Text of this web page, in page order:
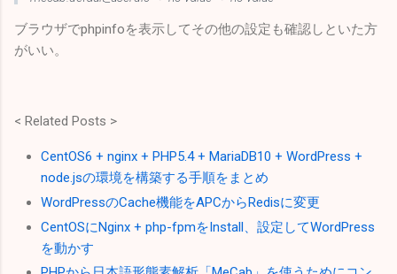
ブラウザでphpinfoを表示してその他の設定も確認しといた方
がいい。
< Related Posts >
CentOS6 + nginx + PHP5.4 + MariaDB10 + WordPress +
node.jsの環境を構築する手順をまとめ
WordPressのCache機能をAPCからRedisに変更
CentOSにNginx + php-fpmをInstall、設定してWordPress
を動かす